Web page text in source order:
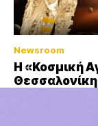
Newsroom
Η «Κοσμική
Θεσσαλονίκη